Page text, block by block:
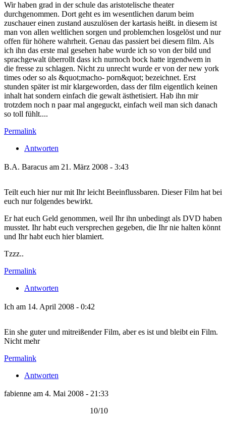
Wir haben grad in der schule das aristotelische theater
durchgenommen. Dort geht es im wesentlichen darum beim
zuschauer einen zustand auszulösen der kartasis heißt. in diesem ist
man von allen weltlichen sorgen und problemchen losgelöst und nur
offen für höhere wahrheit. Genau das passiert bei diesem film. Als
ich ihn das erste mal gesehen habe wurde ich so von der bild und
sprachgewalt überrollt dass ich nurnoch bock hatte irgendwem in
die fresse zu schlagen. Nicht zu unrecht wurde er von der new york
times oder so als &quot;macho- porn&quot; bezeichnet. Erst
stunden später ist mir klargeworden, dass der film eigentlich keinen
inhalt hat sondern einfach die gewalt ästhetisiert. Hab ihn mir
trotzdem noch n paar mal angeguckt, einfach weil man sich danach
so toll fühlt....
Permalink
Antworten
B.A. Baracus am 21. März 2008 - 3:43
Teilt euch hier nur mit Ihr leicht Beeinflussbaren. Dieser Film hat bei
euch nur folgendes bewirkt.
Er hat euch Geld genommen, weil Ihr ihn unbedingt als DVD haben
musstet. Ihr habt euch versprechen gegeben, die Ihr nie halten könnt
und Ihr habt euch hier blamiert.
Tzzz..
Permalink
Antworten
Ich am 14. April 2008 - 0:42
Ein she guter und mitreißender Film, aber es ist und bleibt ein Film.
Nicht mehr
Permalink
Antworten
fabienne am 4. Mai 2008 - 21:33
10/10